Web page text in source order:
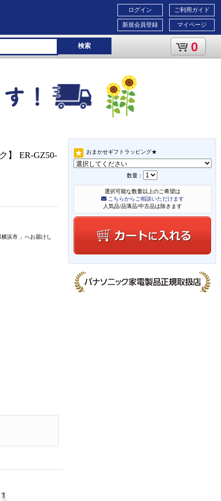
ご利用ガイド
マイページ
ログイン
新規会員登録
検索 0
おまかせギフトラッピング★
数量：
選択可能な数量以上のご希望は
こちらからご相談いただけます
人気品/品薄品/中古品は除きます
】 ER-GZ50-
横浜市 」 へお届けし